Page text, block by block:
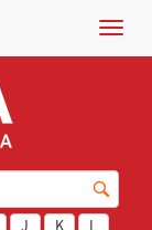
Menu
J K
L